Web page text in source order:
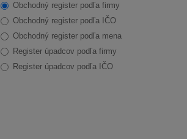
Obchodný register podľa firmy
Obchodný register podľa IČO
Obchodný register podľa mena
Register úpadcov podľa firmy
Register úpadcov podľa IČO